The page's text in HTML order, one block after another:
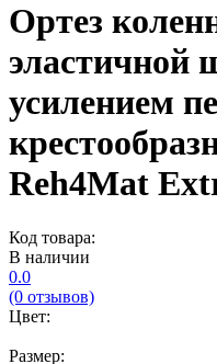
Ортез
эластичной
усилением
Reh4Mat
Код товара:
В наличии
0.0
(0 отзывов)
Цвет:
Размер: